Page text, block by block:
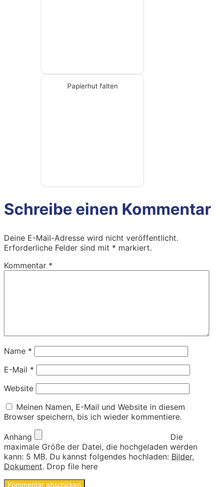
Papierhut falten
Schreibe einen Kommentar
Deine E-Mail-Adresse wird nicht veröffentlicht.
Erforderliche Felder sind mit * markiert.
Kommentar *
Name *
E-Mail *
Website
Meinen Namen, E-Mail und Website in diesem
Browser speichern, bis ich wieder kommentiere.
Anhang
Die
maximale Größe der Datei, die hochgeladen werden
kann: 5 MB. Du kannst folgendes hochladen: Bilder,
Dokument. Drop file here